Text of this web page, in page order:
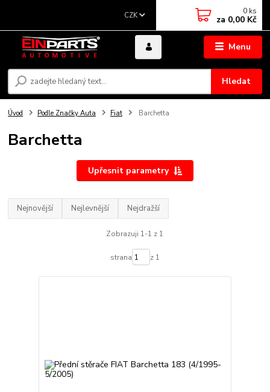
Menu
CZK
Hledat
0 ks
za 0,00 Kč
Úvod Podle Značky Auta Fiat Barchetta
Barchetta
Upřesnit parametry
Nejnovější Nejlevnější Nejdražší
Zobrazuji 1-1 z 1
strana z 1